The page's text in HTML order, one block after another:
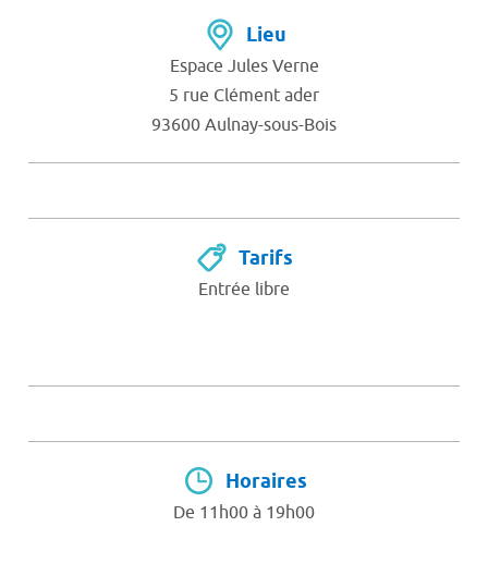
Lieu
Espace Jules Verne
5 rue Clément ader
93600 Aulnay-sous-Bois
Tarifs
Entrée libre
Horaires
De 11h00 à 19h00